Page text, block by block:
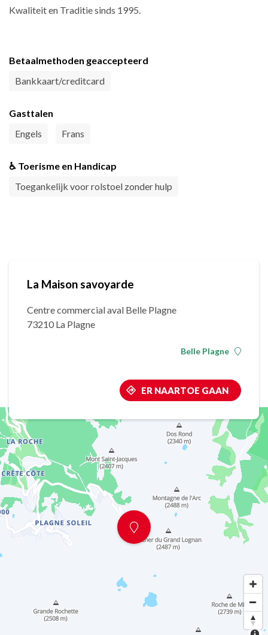
Kwaliteit en Traditie sinds 1995.
Betaalmethoden geaccepteerd
Bankkaart/creditcard
Gasttalen
Engels
Frans
♿ Toerisme en Handicap
Toegankelijk voor rolstoel zonder hulp
La Maison savoyarde
Centre commercial aval Belle Plagne
73210 La Plagne
Belle Plagne
ER NAARTOE GAAN